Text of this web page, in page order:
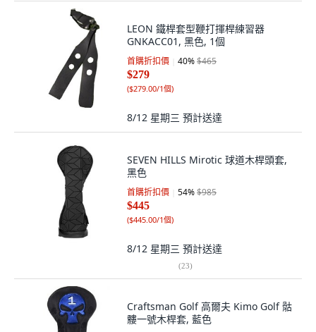
LEON 鐵桿套型鞭打揮桿練習器
GNKACC01, 黑色, 1個
首購折扣價 40%$465
$279
($279.00/1個)
8/12 星期三 預計送達
SEVEN HILLS Mirotic 球道木桿頭套,
黑色
首購折扣價 54%$985
$445
($445.00/1個)
8/12 星期三 預計送達
(23)
Craftsman Golf 高爾夫 Kimo Golf 骷
髏一號木桿套, 藍色